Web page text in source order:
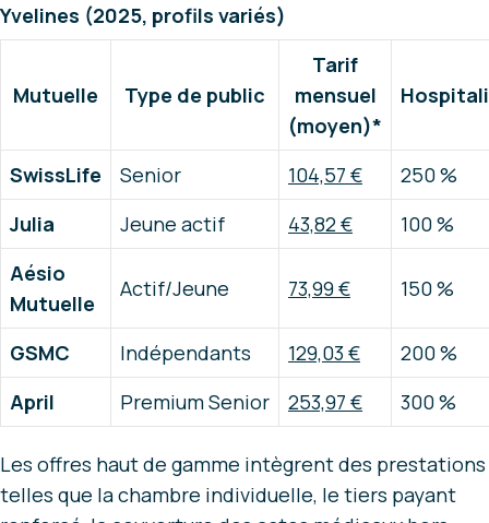
Yvelines (2025, profils variés)
Mutuelle Type de public
Tarif
mensuel
(moyen)*
SwissLife Senior 104,57 €
250 %
Julia
Jeune actif 43,82 €
100 %
Aésio
Mutuelle
Actif/Jeune 73,99 € 150 %
GSMC Indépendants 129,03 €
200 %
April
Premium Senior 253,97 € 300 %
Les offres haut de gamme intègrent des prestations
telles que la chambre individuelle, le tiers payant